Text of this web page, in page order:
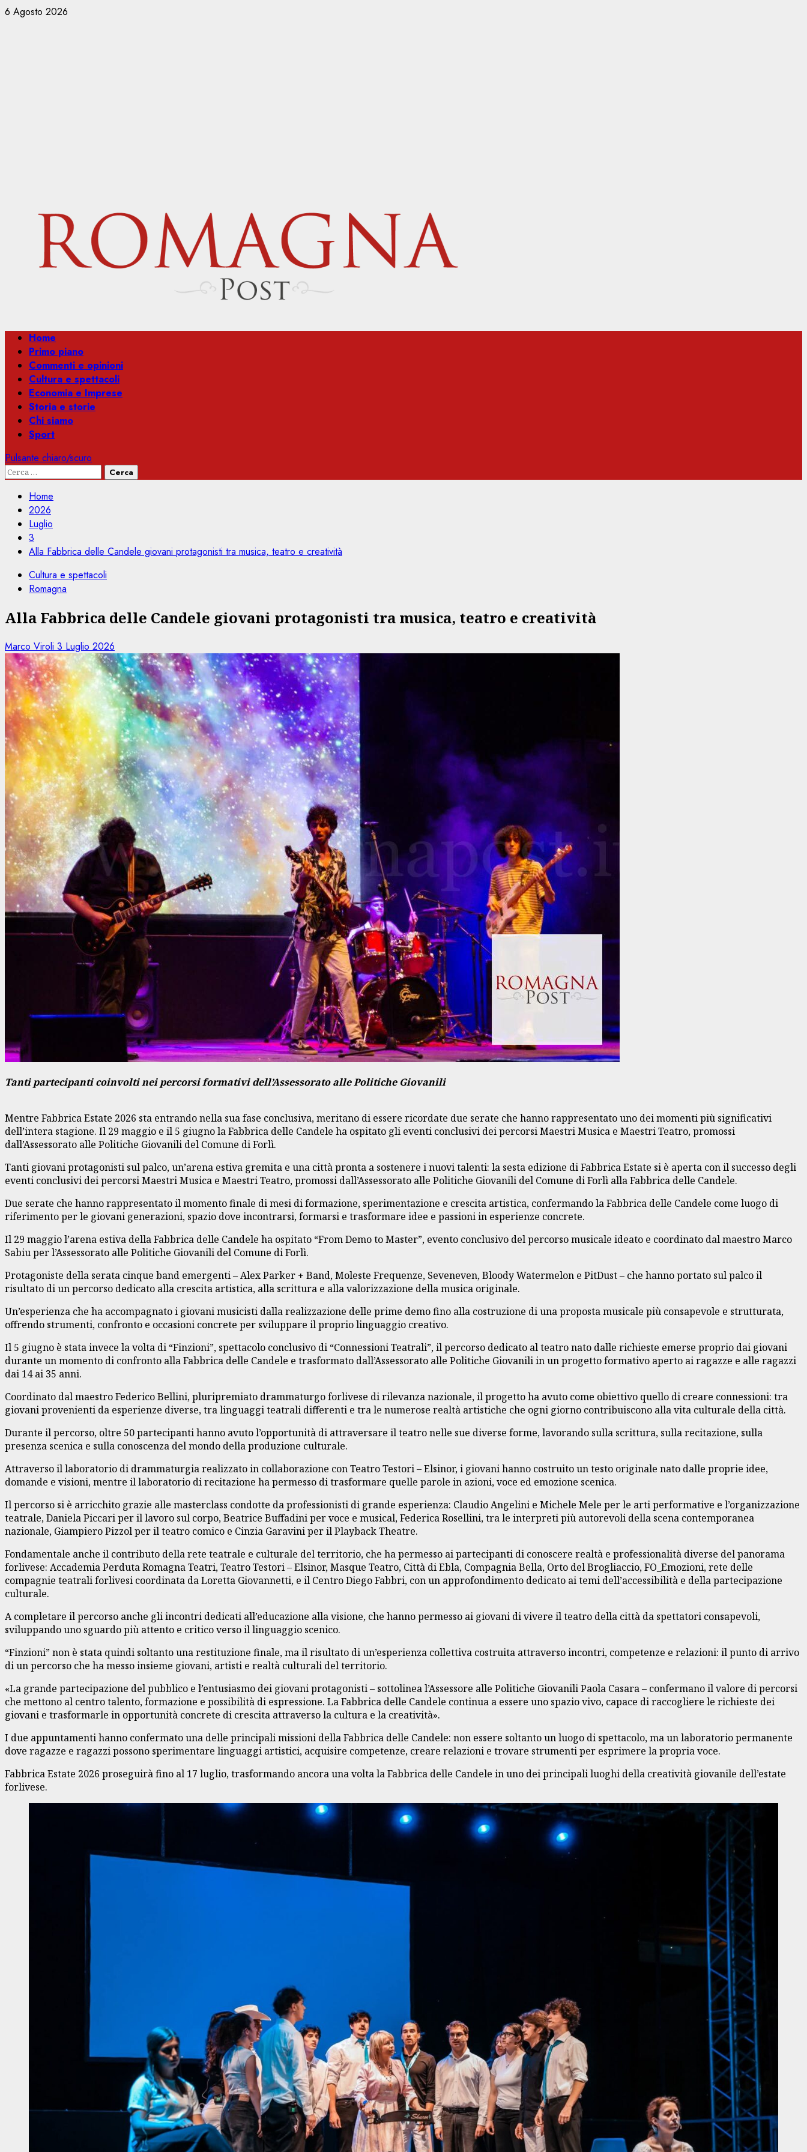
Vai
6 Agosto 2026
Menu
principale
Home
Primo piano
Commenti e opinioni
Cultura e spettacoli
Economia e Imprese
Storia e storie
Chi siamo
Sport
Pulsante chiaro/scuro
Ricerca
Home
2026
Luglio
3
Alla Fabbrica delle Candele giovani protagonisti tra musica, teatro e creatività
Cultura e spettacoli
Romagna
Alla Fabbrica delle Candele giovani protagonisti tra musica, teatro e creatività
Marco Viroli 3 Luglio 2026
Tanti partecipanti coinvolti nei percorsi formativi dell’Assessorato alle Politiche Giovanili
Mentre Fabbrica Estate 2026 sta entrando nella sua fase conclusiva, meritano di essere ricordate due serate che hanno rappresentato uno dei momenti più significativi
dell’intera stagione. Il 29 maggio e il 5 giugno la Fabbrica delle Candele ha ospitato gli eventi conclusivi dei percorsi Maestri Musica e Maestri Teatro, promossi
dall’Assessorato alle Politiche Giovanili del Comune di Forlì.
Tanti giovani protagonisti sul palco, un’arena estiva gremita e una città pronta a sostenere i nuovi talenti: la sesta edizione di Fabbrica Estate si è aperta con il successo degli
eventi conclusivi dei percorsi Maestri Musica e Maestri Teatro, promossi dall’Assessorato alle Politiche Giovanili del Comune di Forlì alla Fabbrica delle Candele.
Due serate che hanno rappresentato il momento finale di mesi di formazione, sperimentazione e crescita artistica, confermando la Fabbrica delle Candele come luogo di
riferimento per le giovani generazioni, spazio dove incontrarsi, formarsi e trasformare idee e passioni in esperienze concrete.
Il 29 maggio l’arena estiva della Fabbrica delle Candele ha ospitato “From Demo to Master”, evento conclusivo del percorso musicale ideato e coordinato dal maestro Marco
Sabiu per l’Assessorato alle Politiche Giovanili del Comune di Forlì.
Protagoniste della serata cinque band emergenti – Alex Parker + Band, Moleste Frequenze, Seveneven, Bloody Watermelon e PitDust – che hanno portato sul palco il
risultato di un percorso dedicato alla crescita artistica, alla scrittura e alla valorizzazione della musica originale.
Un’esperienza che ha accompagnato i giovani musicisti dalla realizzazione delle prime demo fino alla costruzione di una proposta musicale più consapevole e strutturata,
offrendo strumenti, confronto e occasioni concrete per sviluppare il proprio linguaggio creativo.
Il 5 giugno è stata invece la volta di “Finzioni”, spettacolo conclusivo di “Connessioni Teatrali”, il percorso dedicato al teatro nato dalle richieste emerse proprio dai giovani
durante un momento di confronto alla Fabbrica delle Candele e trasformato dall’Assessorato alle Politiche Giovanili in un progetto formativo aperto ai ragazze e alle ragazzi
dai 14 ai 35 anni.
Coordinato dal maestro Federico Bellini, pluripremiato drammaturgo forlivese di rilevanza nazionale, il progetto ha avuto come obiettivo quello di creare connessioni: tra
giovani provenienti da esperienze diverse, tra linguaggi teatrali differenti e tra le numerose realtà artistiche che ogni giorno contribuiscono alla vita culturale della città.
Durante il percorso, oltre 50 partecipanti hanno avuto l’opportunità di attraversare il teatro nelle sue diverse forme, lavorando sulla scrittura, sulla recitazione, sulla
presenza scenica e sulla conoscenza del mondo della produzione culturale.
Attraverso il laboratorio di drammaturgia realizzato in collaborazione con Teatro Testori – Elsinor, i giovani hanno costruito un testo originale nato dalle proprie idee,
domande e visioni, mentre il laboratorio di recitazione ha permesso di trasformare quelle parole in azioni, voce ed emozione scenica.
Il percorso si è arricchito grazie alle masterclass condotte da professionisti di grande esperienza: Claudio Angelini e Michele Mele per le arti performative e l’organizzazione
teatrale, Daniela Piccari per il lavoro sul corpo, Beatrice Buffadini per voce e musical, Federica Rosellini, tra le interpreti più autorevoli della scena contemporanea
nazionale, Giampiero Pizzol per il teatro comico e Cinzia Garavini per il Playback Theatre.
Fondamentale anche il contributo della rete teatrale e culturale del territorio, che ha permesso ai partecipanti di conoscere realtà e professionalità diverse del panorama
forlivese: Accademia Perduta Romagna Teatri, Teatro Testori – Elsinor, Masque Teatro, Città di Ebla, Compagnia Bella, Orto del Brogliaccio, FO_Emozioni, rete delle
compagnie teatrali forlivesi coordinata da Loretta Giovannetti, e il Centro Diego Fabbri, con un approfondimento dedicato ai temi dell’accessibilità e della partecipazione
culturale.
A completare il percorso anche gli incontri dedicati all’educazione alla visione, che hanno permesso ai giovani di vivere il teatro della città da spettatori consapevoli,
sviluppando uno sguardo più attento e critico verso il linguaggio scenico.
“Finzioni” non è stata quindi soltanto una restituzione finale, ma il risultato di un’esperienza collettiva costruita attraverso incontri, competenze e relazioni: il punto di arrivo
di un percorso che ha messo insieme giovani, artisti e realtà culturali del territorio.
«La grande partecipazione del pubblico e l’entusiasmo dei giovani protagonisti – sottolinea l’Assessore alle Politiche Giovanili Paola Casara – confermano il valore di percorsi
che mettono al centro talento, formazione e possibilità di espressione. La Fabbrica delle Candele continua a essere uno spazio vivo, capace di raccogliere le richieste dei
giovani e trasformarle in opportunità concrete di crescita attraverso la cultura e la creatività».
I due appuntamenti hanno confermato una delle principali missioni della Fabbrica delle Candele: non essere soltanto un luogo di spettacolo, ma un laboratorio permanente
dove ragazze e ragazzi possono sperimentare linguaggi artistici, acquisire competenze, creare relazioni e trovare strumenti per esprimere la propria voce.
Fabbrica Estate 2026 proseguirà fino al 17 luglio, trasformando ancora una volta la Fabbrica delle Candele in uno dei principali luoghi della creatività giovanile dell’estate
forlivese.